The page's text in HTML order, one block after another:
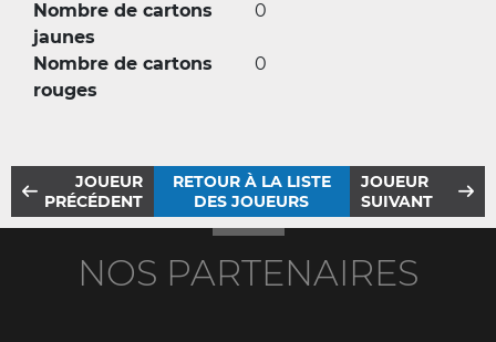
Nombre de cartons
jaunes
0
Nombre de cartons
rouges
0
JOUEUR
PRÉCÉDENT
RETOUR À LA LISTE
DES JOUEURS
JOUEUR
SUIVANT
NOS PARTENAIRES